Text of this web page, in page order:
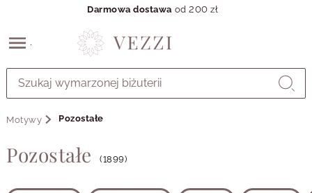
GŁÓWNEJ
PRODUKTÓW
MENU
UŻYTKOWNIKA
Darmowa dostawa od 200 zł
Motywy Pozostałe
Pozostałe (1899)